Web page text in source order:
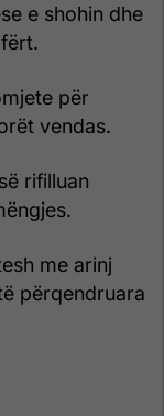
e shohin dhe
për
vendas.
rifilluan
me arinj
përqendruara